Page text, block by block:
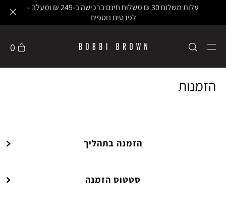
עלות משלוח 30 ₪ משלוח חינם ברכישה ב-249 ₪ ומעלה -
לפרטים נוספים
0
הזמנות
הזמנה בתהליך
סטטוס הזמנה